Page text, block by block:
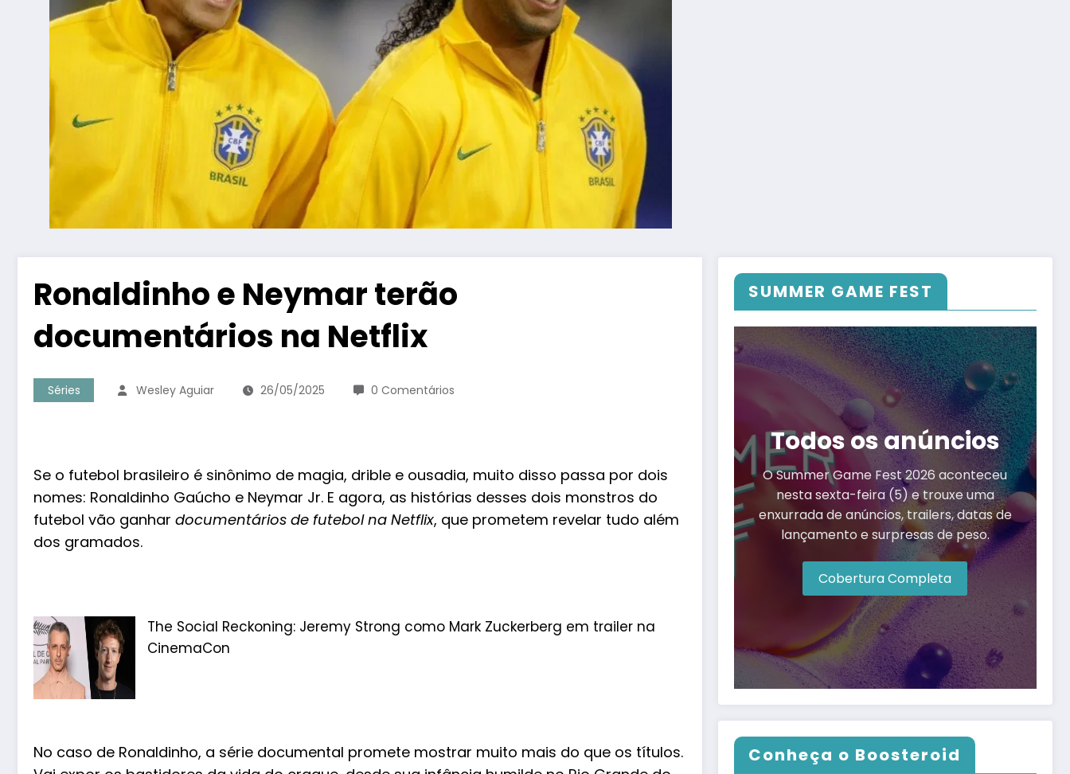
Ronaldinho e Neymar terão
documentários na Netflix
Séries Wesley Aguiar 26/05/2025 0 Comentários
Se o futebol brasileiro é sinônimo de magia, drible e ousadia, muito disso passa por dois
nomes: Ronaldinho Gaúcho e Neymar Jr. E agora, as histórias desses dois monstros do
futebol vão ganhar documentários de futebol na Netflix, que prometem revelar tudo além
dos gramados.
The Social Reckoning: Jeremy Strong como Mark Zuckerberg em trailer na
CinemaCon
No caso de Ronaldinho, a série documental promete mostrar muito mais do que os títulos.
SUMMER GAME FEST
Todos os anúncios
O Summer Game Fest 2026 aconteceu
nesta sexta-feira (5) e trouxe uma
enxurrada de anúncios, trailers, datas de
lançamento e surpresas de peso.
Cobertura Completa
Conheça o Boosteroid